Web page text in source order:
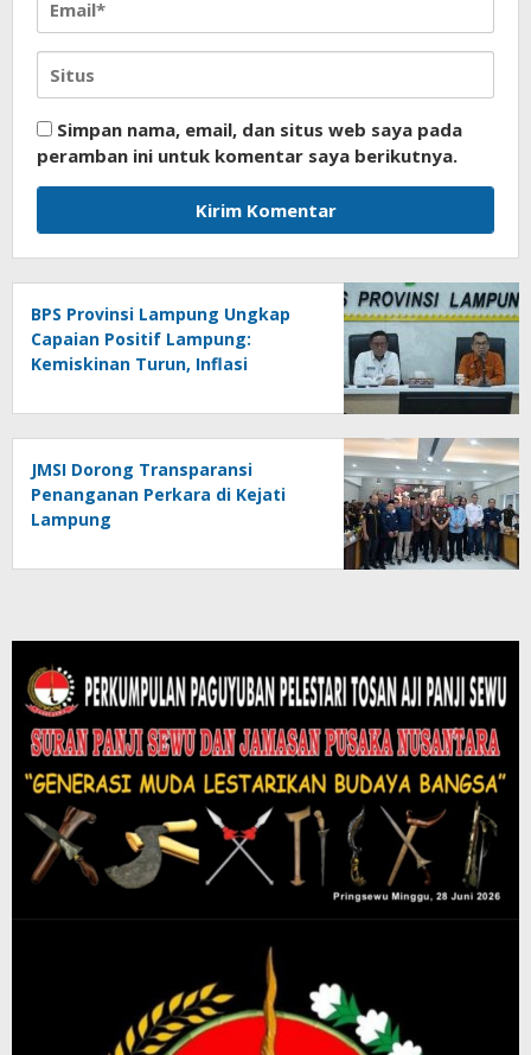
Simpan nama, email, dan situs web saya pada
peramban ini untuk komentar saya berikutnya.
BPS Provinsi Lampung Ungkap
Capaian Positif Lampung:
Kemiskinan Turun, Inflasi
Tumbuh
JMSI Dorong Transparansi
Penanganan Perkara di Kejati
Lampung